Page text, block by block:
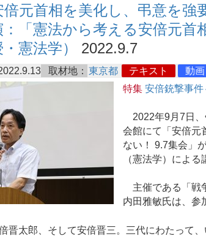
倍元首相を美化し、弔意を強
「憲法から考える安倍元首
憲法学）
2022.9.7
取材地： 東京都 テキスト
動画
特集 安倍銃撃事
2022年9月7日、
会館にて「安倍元
ない！ 9.7集会」
（憲法学）による
主催である「戦
内田雅敏氏は、参
晋太郎、そして安倍晋三。三代にわたって、